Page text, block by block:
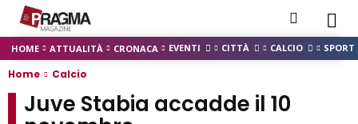
HOME ATTUALITÀ CRONACA EVENTI CITTÀ CALCIO SPORT
Home Calcio
Juve Stabia accadde il 10